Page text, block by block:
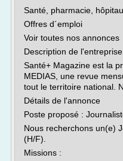
Santé, pharmacie,
Offres d´emploi
Voir toutes nos annonces
Description de l'entreprise
Santé+ Magazine est la
MEDIAS, une revue
tout le territoire national.
Détails de l'annonce
Poste proposé :
Nous recherchons un(e)
(H/F).
Missions :